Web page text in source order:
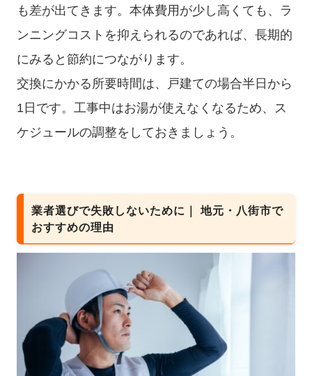
も差が出てきます。本体費用が少し高くても、ラ
ンニングコストを抑えられるのであれば、長期的
にみると節約につながります。
交換にかかる所要時間は、戸建ての場合半日から
1日です。工事中はお湯が使えなくなるため、ス
ケジュールの調整をしておきましょう。
業者選びで失敗しないために｜ 地元・八街市で
おすすめの理由